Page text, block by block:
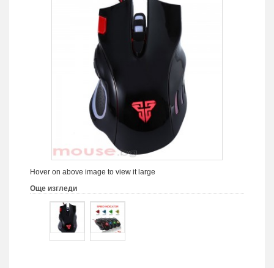
Hover on above image to view it large
Още изгледи